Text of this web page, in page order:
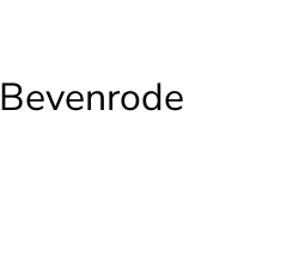
Bevenrode